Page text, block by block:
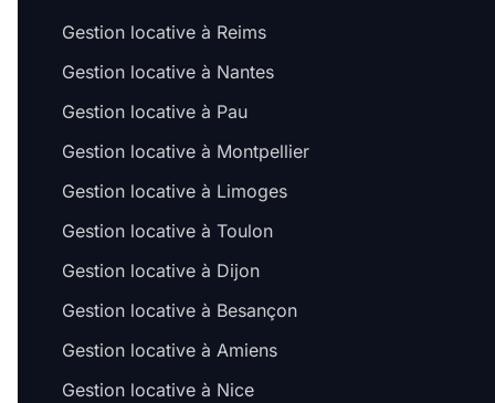
Gestion locative à Reims
Gestion locative à Nantes
Gestion locative à Pau
Gestion locative à Montpellier
Gestion locative à Limoges
Gestion locative à Toulon
Gestion locative à Dijon
Gestion locative à Besançon
Gestion locative à Amiens
Gestion locative à Nice